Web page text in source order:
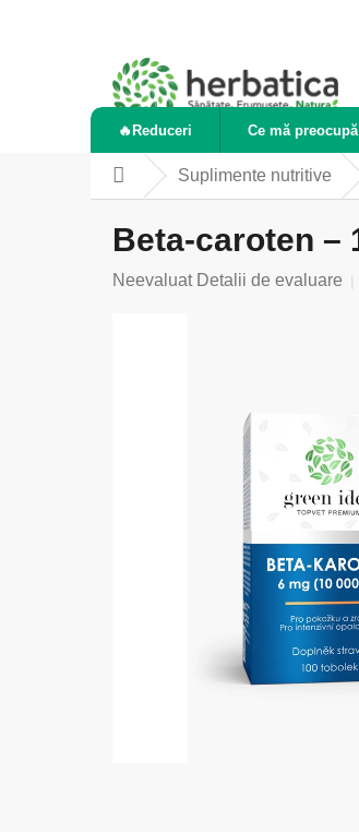
🔥Reduceri Ce mă preocupă
AcasăSuplimente nutritive
Beta-caroten –
Evaluarea
Neevaluat Detalii de evaluare